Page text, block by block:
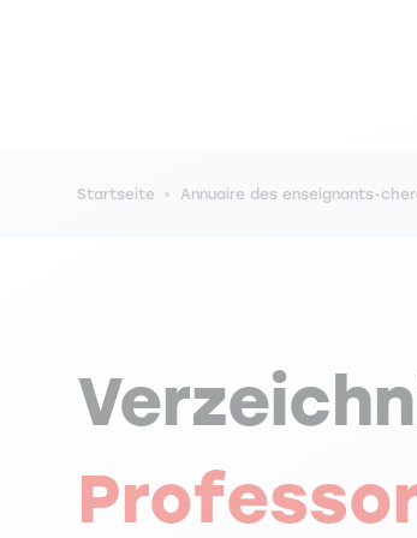
Pfadnavigation
Startseite Annuaire des enseignants-